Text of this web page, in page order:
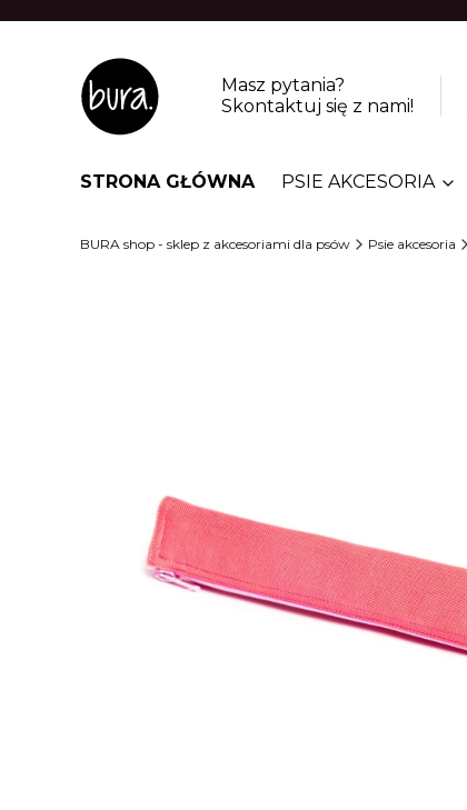
Masz pytania?
Skontaktuj się z nami!
STRONA GŁÓWNA PSIE AKCESORIA
BURA shop - sklep z akcesoriami dla psów Psie akcesoria